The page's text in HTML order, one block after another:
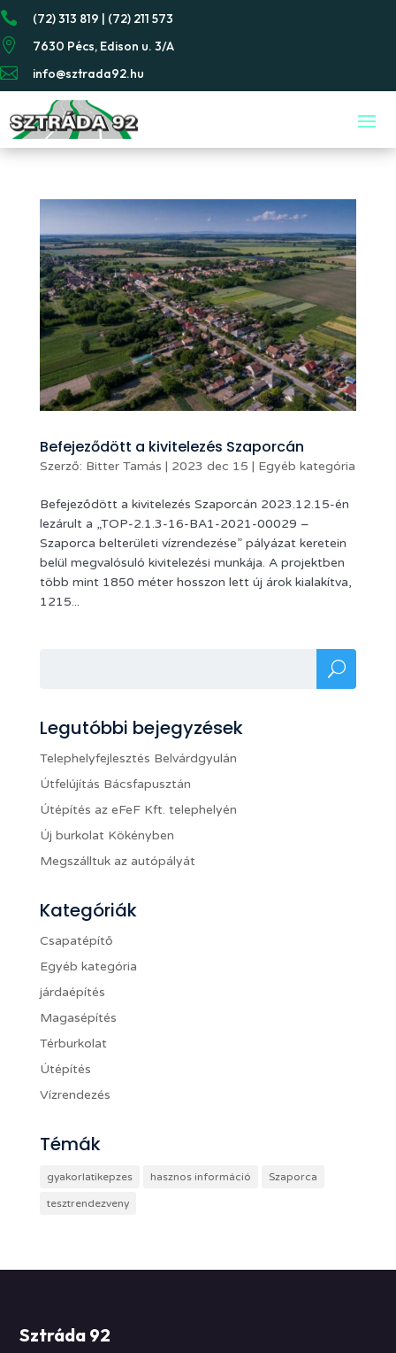
 (72) 313 819 | (72) 211 573
 7630 Pécs, Edison u. 3/A
 info@sztrada92.hu
Befejeződött a kivitelezés Szaporcán
Szerző: Bitter Tamás | 2023 dec 15 | Egyéb kategória
Befejeződött a kivitelezés Szaporcán 2023.12.15-én
lezárult a „TOP-2.1.3-16-BA1-2021-00029 –
Szaporca belterületi vízrendezése” pályázat keretein
belül megvalósuló kivitelezési munkája. A projektben
több mint 1850 méter hosszon lett új árok kialakítva,
1215...
Legutóbbi bejegyzések
Telephelyfejlesztés Belvárdgyulán
Útfelújítás Bácsfapusztán
Útépítés az eFeF Kft. telephelyén
Új burkolat Kökényben
Megszálltuk az autópályát
Kategóriák
Csapatépítő
Egyéb kategória
járdaépítés
Magasépítés
Térburkolat
Útépítés
Vízrendezés
Témák
gyakorlatikepzes hasznos információ Szaporca
tesztrendezveny
Sztráda 92